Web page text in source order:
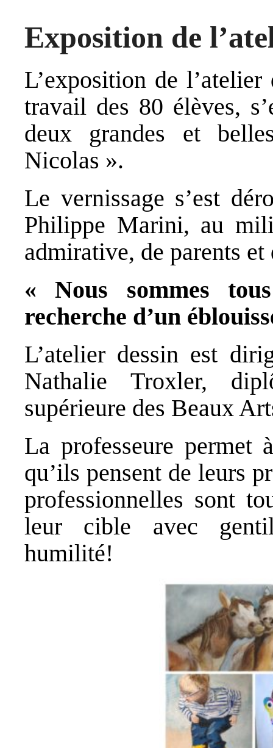
Exposition de
L’exposition de
travail des 80 élèves,
deux grandes et
Nicolas ».
Le vernissage s’est
Philippe Marini, au
admirative, de parents et
« Nous sommes
recherche d’un
L’atelier dessin est
Nathalie Troxler,
supérieure des Beaux
La professeure permet
qu’ils pensent de leurs
professionnelles sont
leur cible avec
humilité!